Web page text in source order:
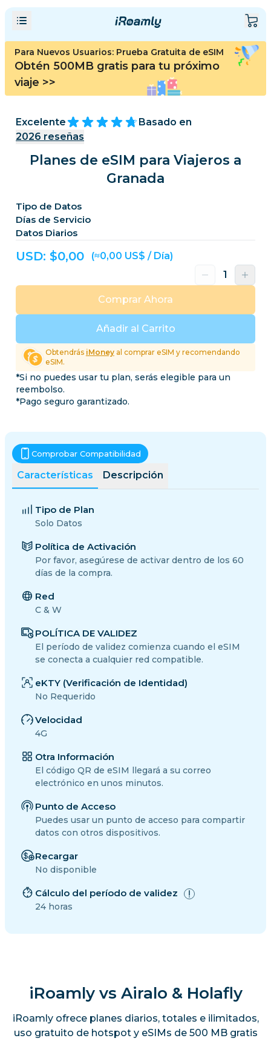
Para Nuevos Usuarios: Prueba Gratuita de eSIM
Obtén 500MB gratis para tu próximo
viaje >>
Excelente
Basado en
2026 reseñas
Planes de eSIM para Viajeros a
Granada
Tipo de Datos
Días de Servicio
Datos Diarios
USD: $0,00 (≈0,00 US$ / Día)
Añadir al Carrito
Comprar Ahora
Obtendrás iMoneyal comprar eSIM y recomendando
eSIM.
*Si no puedes usar tu plan, serás elegible para un
reembolso.
*Pago seguro garantizado.
Características Descripción
Comprobar Compatibilidad
Tipo de Plan
Solo Datos
Política de Activación
Por favor, asegúrese de activar dentro de los 60
días de la compra.
Red
C & W
POLÍTICA DE VALIDEZ
El período de validez comienza cuando el eSIM
se conecta a cualquier red compatible.
eKTY (Verificación de Identidad)
No Requerido
Velocidad
4G
Otra Información
El código QR de eSIM llegará a su correo
electrónico en unos minutos.
Punto de Acceso
Puedes usar un punto de acceso para compartir
datos con otros dispositivos.
Recargar
No disponible
Cálculo del período de validez
24 horas
iRoamly vs Airalo & Holafly
iRoamly ofrece planes diarios, totales e ilimitados,
uso gratuito de hotspot y eSIMs de 500 MB gratis